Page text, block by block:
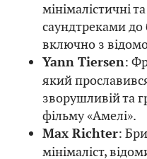
мінімалістичні
саундтреками до
включно з
Yann Tiersen:
який
зворушливій та
фільму «Амелі».
Max Richter:
мінімаліст,